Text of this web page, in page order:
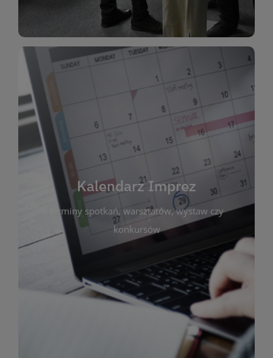
Kalendarz Imprez
terminy spotkań, warsztatów, wystaw czy
konkursów
Kalendarz Imprez
Zakładka ta gromadzi wszystkie planowane
wydarzenia kulturalne i edukacyjne organizowane
przez bibliotekę. Możesz tu sprawdzić terminy
spotkań, warsztatów, wystaw czy konkursów.
Dzięki przejrzystemu kalendarzowi łatwo
zaplanujesz udział w interesujących Cię
wydarzeniach. Aktualizujemy harmonogram na
bieżąco, by zawsze był zgodny z planem pracy
biblioteki. Zapraszamy do śledzenia i uczestnictwa
w życiu kulturalnym miasta!
WIĘCEJ